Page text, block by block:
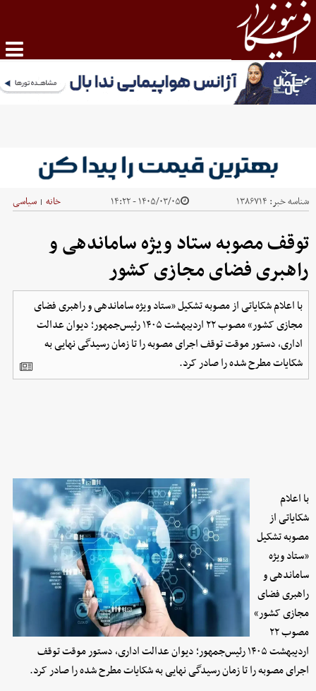
شناسه خبر: ۱۳۸۶۷۱۴ ۱۴۰۵/۰۳/۰۵ - ۱۴:۲۲ خانه | سیاسی
توقف مصوبه ستاد ویژه ساماندهی و
راهبری فضای مجازی کشور
با اعلام شکایاتی از مصوبه تشکیل «ستاد ویژه ساماندهی و راهبری فضای
مجازی کشور» مصوب ۲۲ اردیبهشت ۱۴۰۵ رئیس‌جمهور؛ دیوان عدالت
اداری، دستور موقت توقف اجرای مصوبه را تا زمان رسیدگی نهایی به
شکایات مطرح شده را صادر کرد.
با اعلام
شکایاتی از
مصوبه تشکیل
«ستاد ویژه
ساماندهی و
راهبری فضای
مجازی کشور»
مصوب ۲۲
اردیبهشت ۱۴۰۵ رئیس‌جمهور؛ دیوان عدالت اداری، دستور موقت توقف
اجرای مصوبه را تا زمان رسیدگی نهایی به شکایات مطرح شده را صادر کرد.